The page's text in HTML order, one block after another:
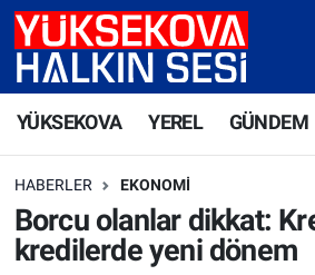
YÜKSEKOVA YEREL GÜNDEM
HABERLER EKONOMI
Borcu olanlar dikkat:
kredilerde yeni dönem
Yüksekova Nöbetçi Eczaneler
Süper Lig Puan Durumu ve